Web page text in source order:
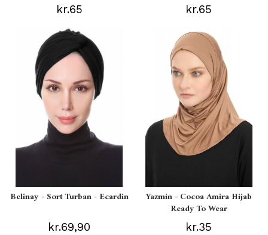
kr.65 kr.65
Belinay - Sort Turban - Ecardin
kr.69,90
Yazmin - Cocoa Amira Hijab
Ready To Wear
kr.35